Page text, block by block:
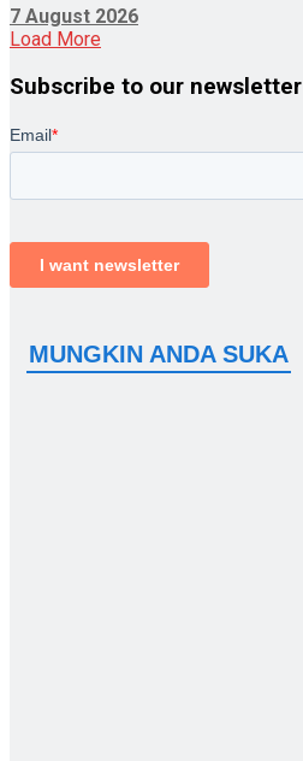
7 August 2026
Load More
Subscribe to our newsletter